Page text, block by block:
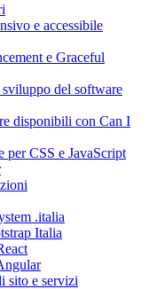
e accessibile
e Graceful
del software
disponibili con Can I
per CSS e JavaScript
.italia
Italia
sito e servizi